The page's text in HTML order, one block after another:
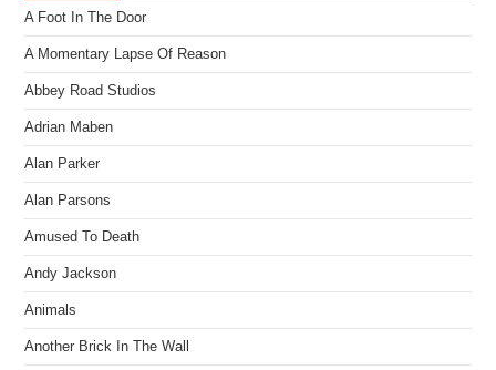
A Foot In The Door
A Momentary Lapse Of Reason
Abbey Road Studios
Adrian Maben
Alan Parker
Alan Parsons
Amused To Death
Andy Jackson
Animals
Another Brick In The Wall